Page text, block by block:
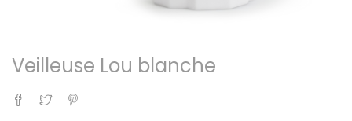
Veilleuse Lou blanche
Partager
Tweet